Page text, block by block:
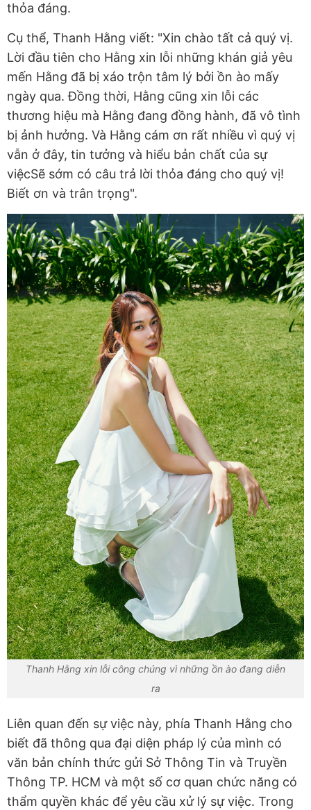
thỏa đáng.
Cụ thể, Thanh Hằng viết: "Xin chào tất cả quý vị.
Lời đầu tiên cho Hằng xin lỗi những khán giả yêu
mến Hằng đã bị xáo trộn tâm lý bởi ồn ào mấy
ngày qua. Đồng thời, Hằng cũng xin lỗi các
thương hiệu mà Hằng đang đồng hành, đã vô tình
bị ảnh hưởng. Và Hằng cám ơn rất nhiều vì quý vị
vẫn ở đây, tin tưởng và hiểu bản chất của sự
việcSẽ sớm có câu trả lời thỏa đáng cho quý vị!
Biết ơn và trân trọng".
Thanh Hằng xin lỗi công chúng vì những ồn ào đang diễn
ra
Liên quan đến sự việc này, phía Thanh Hằng cho
biết đã thông qua đại diện pháp lý của mình có
văn bản chính thức gửi Sở Thông Tin và Truyền
Thông TP. HCM và một số cơ quan chức năng có
thẩm quyền khác để yêu cầu xử lý sự việc. Trong